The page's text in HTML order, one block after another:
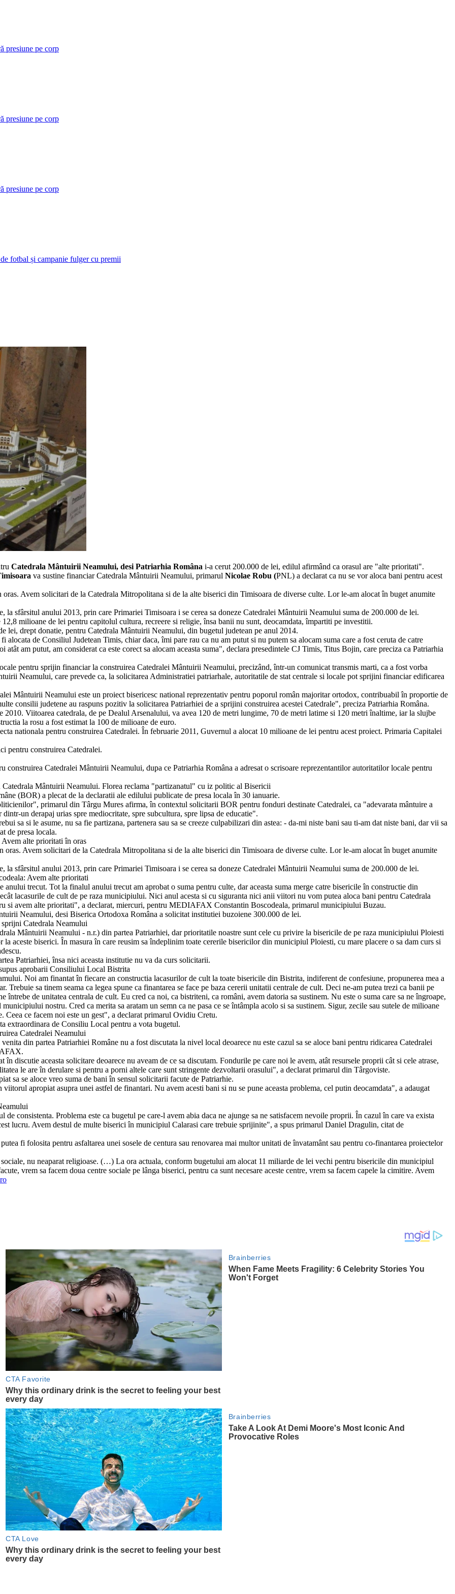
presiune pe corp
presiune pe corp
presiune pe corp
fotbal și campanie fulger cu premii
Catedrala Mântuirii Neamului, desi Patriarhia Româna i-a cerut 200.000 de lei, edilul afirmând ca orasul are "alte prioritati".
va sustine financiar Catedrala Mântuirii Neamului, primarul Nicolae Robu (PNL) a declarat ca nu se vor aloca bani pentru acest
Avem solicitari de la Catedrala Mitropolitana si de la alte biserici din Timisoara de diverse culte. Lor le-am alocat în buget anumite
la sfârsitul anului 2013, prin care Primariei Timisoara i se cerea sa doneze Catedralei Mântuirii Neamului suma de 200.000 de lei.
milioane de lei pentru capitolul cultura, recreere si religie, însa banii nu sunt, deocamdata, împartiti pe investitii.
lei, drept donatie, pentru Catedrala Mântuirii Neamului, din bugetul judetean pe anul 2014.
alocata de Consiliul Judetean Timis, chiar daca, îmi pare rau ca nu am putut si nu putem sa alocam suma care a fost ceruta de catre
am putut, am considerat ca este corect sa alocam aceasta suma", declara presedintele CJ Timis, Titus Bojin, care preciza ca Patriarhia
pentru sprijin financiar la construirea Catedralei Mântuirii Neamului, precizând, într-un comunicat transmis marti, ca a fost vorba
Neamului, care prevede ca, la solicitarea Administratiei patriarhale, autoritatile de stat centrale si locale pot sprijini financiar edificarea
Mântuirii Neamului este un proiect bisericesc national reprezentativ pentru poporul român majoritar ortodox, contribuabil în proportie de
consilii judetene au raspuns pozitiv la solicitarea Patriarhiei de a sprijini construirea acestei Catedrale", preciza Patriarhia Româna.
2010. Viitoarea catedrala, de pe Dealul Arsenalului, va avea 120 de metri lungime, 70 de metri latime si 120 metri înaltime, iar la slujbe
la rosu a fost estimat la 100 de milioane de euro.
nationala pentru construirea Catedralei. În februarie 2011, Guvernul a alocat 10 milioane de lei pentru acest proiect. Primaria Capitalei
pentru construirea Catedralei.
Catedralei Mântuirii Neamului, dupa ce Patriarhia Româna a adresat o scrisoare reprezentantilor autoritatilor locale pentru
Mântuirii Neamului. Florea reclama "partizanatul" cu iz politic al Bisericii
(BOR) a plecat de la declaratii ale edilului publicate de presa locala în 30 ianuarie.
primarul din Târgu Mures afirma, în contextul solicitarii BOR pentru fonduri destinate Catedralei, ca "adevarata mântuire a
un derapaj urias spre mediocritate, spre subcultura, spre lipsa de educatie".
sa si le asume, nu sa fie partizana, partenera sau sa se creeze culpabilizari din astea: - da-mi niste bani sau ti-am dat niste bani, dar vii sa
de presa locala.
alte prioritati în oras
Avem solicitari de la Catedrala Mitropolitana si de la alte biserici din Timisoara de diverse culte. Lor le-am alocat în buget anumite
la sfârsitul anului 2013, prin care Primariei Timisoara i se cerea sa doneze Catedralei Mântuirii Neamului suma de 200.000 de lei.
Avem alte prioritati
trecut. Tot la finalul anului trecut am aprobat o suma pentru culte, dar aceasta suma merge catre bisericile în constructie din
lacasurile de cult de pe raza municipiului. Nici anul acesta si cu siguranta nici anii viitori nu vom putea aloca bani pentru Catedrala
si avem alte prioritati", a declarat, miercuri, pentru MEDIAFAX Constantin Boscodeala, primarul municipiului Buzau.
Neamului, desi Biserica Ortodoxa Româna a solicitat institutiei buzoiene 300.000 de lei.
Catedrala Neamului
Mântuirii Neamului - n.r.) din partea Patriarhiei, dar prioritatile noastre sunt cele cu privire la bisericile de pe raza municipiului Ploiesti
aceste biserici. În masura în care reusim sa îndeplinim toate cererile bisericilor din municipiul Ploiesti, cu mare placere o sa dam curs si
Patriarhiei, însa nici aceasta institutie nu va da curs solicitarii.
aprobarii Consiliului Local Bistrita
Noi am finantat în fiecare an constructia lacasurilor de cult la toate bisericile din Bistrita, indiferent de confesiune, propunerea mea a
Trebuie sa tinem seama ca legea spune ca finantarea se face pe baza cererii unitatii centrale de cult. Deci ne-am putea trezi ca banii pe
de unitatea centrala de cult. Eu cred ca noi, ca bistriteni, ca români, avem datoria sa sustinem. Nu este o suma care sa ne îngroape,
nostru. Cred ca merita sa aratam un semn ca ne pasa ce se întâmpla acolo si sa sustinem. Sigur, zecile sau sutele de milioane
Ceea ce facem noi este un gest", a declarat primarul Ovidiu Cretu.
extraordinara de Consiliu Local pentru a vota bugetul.
Catedralei Neamului
din partea Patriarhiei Române nu a fost discutata la nivel local deoarece nu este cazul sa se aloce bani pentru ridicarea Catedralei
aceasta solicitare deoarece nu aveam de ce sa discutam. Fondurile pe care noi le avem, atât resursele proprii cât si cele atrase,
le are în derulare si pentru a porni altele care sunt stringente dezvoltarii orasului", a declarat primarul din Târgoviste.
sa se aloce vreo suma de bani în sensul solicitarii facute de Patriarhie.
apropiat asupra unei astfel de finantari. Nu avem acesti bani si nu se pune aceasta problema, cel putin deocamdata", a adaugat
consistenta. Problema este ca bugetul pe care-l avem abia daca ne ajunge sa ne satisfacem nevoile proprii. În cazul în care va exista
lucru. Avem destul de multe biserici în municipiul Calarasi care trebuie sprijinite", a spus primarul Daniel Dragulin, citat de
fi folosita pentru asfaltarea unei sosele de centura sau renovarea mai multor unitati de învatamânt sau pentru co-finantarea proiectelor
nu neaparat religioase. (…) La ora actuala, conform bugetului am alocat 11 miliarde de lei vechi pentru bisericile din municipiul
vrem sa facem doua centre sociale pe lânga biserici, pentru ca sunt necesare aceste centre, vrem sa facem capele la cimitire. Avem